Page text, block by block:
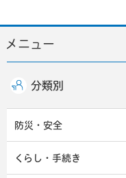
メニュー
分類別
防災・安全
くらし・手続き